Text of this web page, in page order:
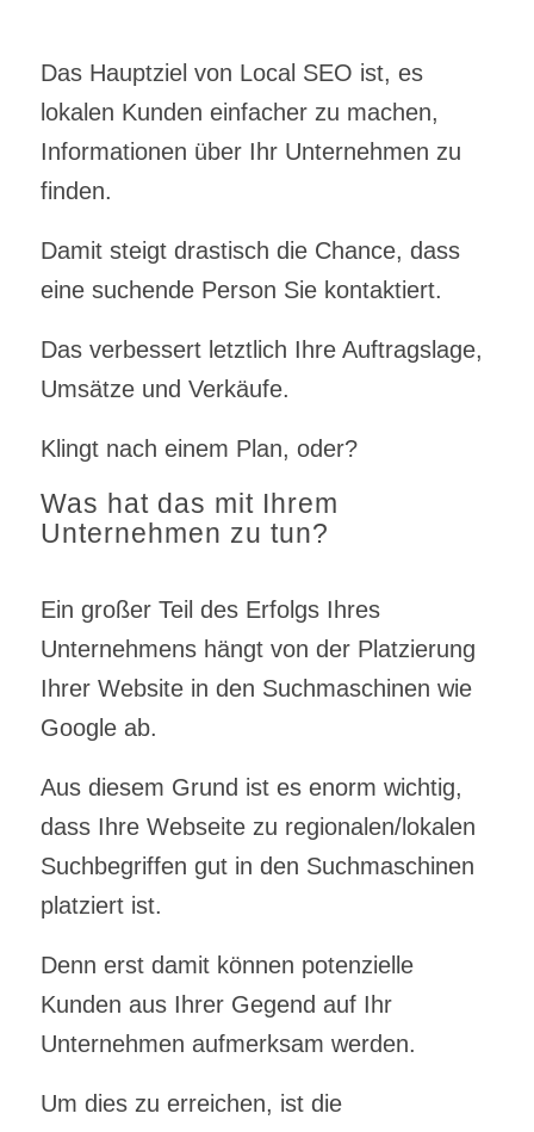
Das Hauptziel von Local SEO ist, es
lokalen Kunden einfacher zu machen,
Informationen über Ihr Unternehmen zu
finden.
Damit steigt drastisch die Chance, dass
eine suchende Person Sie kontaktiert.
Das verbessert letztlich Ihre Auftragslage,
Umsätze und Verkäufe.
Klingt nach einem Plan, oder?
Was hat das mit Ihrem
Unternehmen zu tun?
Ein großer Teil des Erfolgs Ihres
Unternehmens hängt von der Platzierung
Ihrer Website in den Suchmaschinen wie
Google ab.
Aus diesem Grund ist es enorm wichtig,
dass Ihre Webseite zu regionalen/lokalen
Suchbegriffen gut in den Suchmaschinen
platziert ist.
Denn erst damit können potenzielle
Kunden aus Ihrer Gegend auf Ihr
Unternehmen aufmerksam werden.
Um dies zu erreichen, ist die